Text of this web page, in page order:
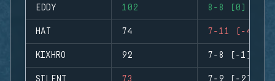
EDDY 102 8-8 (0)
HAT 74 7-11 (-4)
KIXHRO 92 7-8 (-1)